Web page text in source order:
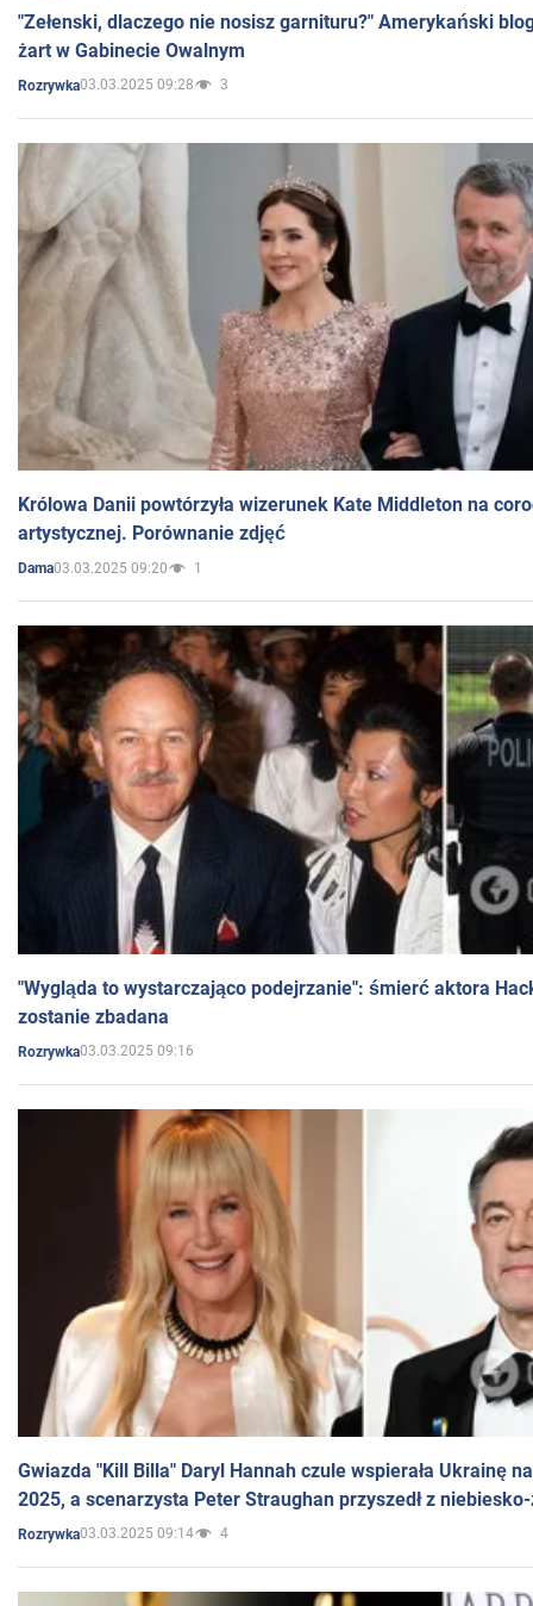
"Zełenski, dlaczego nie nosisz garnituru?" Amerykański
żart w Gabinecie Owalnym
Rozrywka03.03.2025 09:28 3
Królowa Danii powtórzyła wizerunek Kate Middleton na
artystycznej. Porównanie zdjęć
Dama03.03.2025 09:20 1
"Wygląda to wystarczająco podejrzanie": śmierć aktora
zostanie zbadana
Rozrywka03.03.2025 09:16
Gwiazda "Kill Billa" Daryl Hannah czule wspierała Ukrainę
2025, a scenarzysta Peter Straughan przyszedł z
Rozrywka03.03.2025 09:14 4